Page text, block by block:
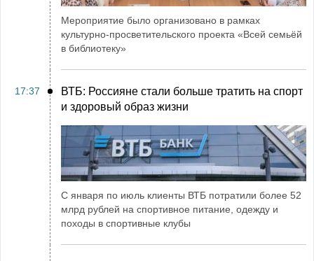
Мероприятие было организовано в рамках
культурно-просветительского проекта «Всей семьёй
в библиотеку»
17:37
ВТБ: Россияне стали больше тратить на спорт
и здоровый образ жизни
С января по июль клиенты ВТБ потратили более 52
млрд рублей на спортивное питание, одежду и
походы в спортивные клубы